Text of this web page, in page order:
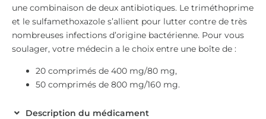
une combinaison de deux antibiotiques. Le triméthoprime
et le sulfamethoxazole s’allient pour lutter contre de très
nombreuses infections d’origine bactérienne. Pour vous
soulager, votre médecin a le choix entre une boîte de :
20 comprimés de 400 mg/80 mg,
50 comprimés de 800 mg/160 mg.
Description du médicament